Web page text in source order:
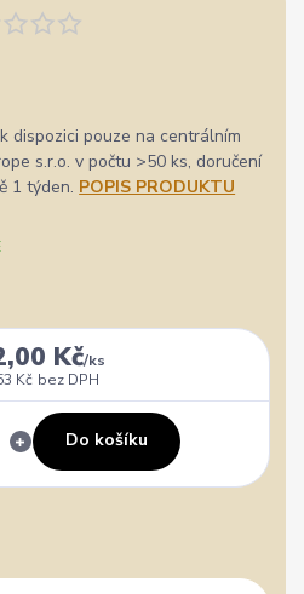
dispozici pouze na centrálním
s.r.o. v počtu >50 ks, doručení
1 týden. POPIS PRODUKTU
Kč/ks
Kč bez DPH
Do košíku